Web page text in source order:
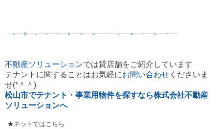
不動産ソリューションでは貸店舗をご紹介しています
テナントに関することはお気軽にお問い合わせ くださいま
せ(*＾＾)
松山市でテナント・事業用物件を探すなら株式会社不動産
ソリューションへ
★ネットではこちら